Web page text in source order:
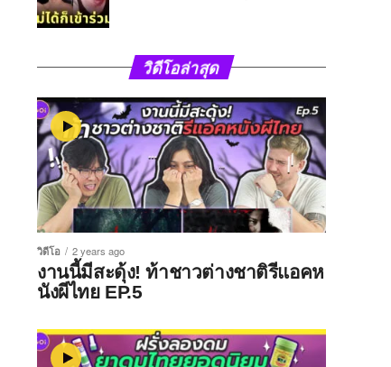
วิดีโอล่าสุด
วิดีโอ 2 years ago
งานนี้มีสะดุ้ง! ท้าชาวต่างชาติรีแอคห
นังผีไทย EP.5